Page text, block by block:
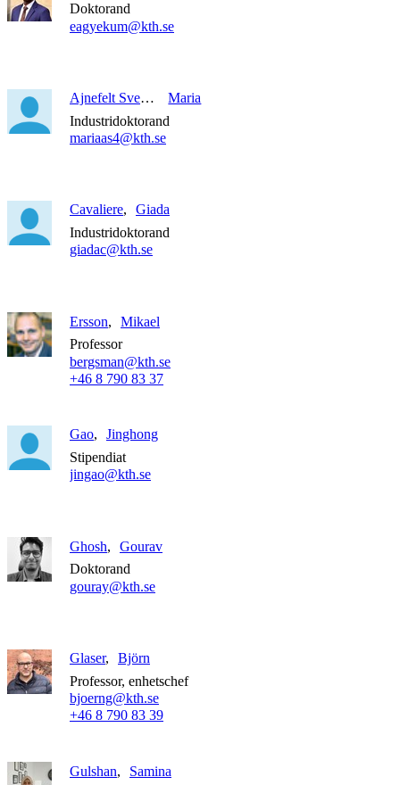
Doktorand
eagyekum@kth.se
Ajnefelt Svedjeholm
Maria
Industridoktorand
mariaas4@kth.se
Cavaliere
Giada
Industridoktorand
giadac@kth.se
Ersson
Mikael
Professor
bergsman@kth.se
+46 8 790 83 37
Gao
Jinghong
Stipendiat
jingao@kth.se
Ghosh
Gourav
Doktorand
gouray@kth.se
Glaser
Björn
Professor, enhetschef
bjoerng@kth.se
+46 8 790 83 39
Gulshan
Samina